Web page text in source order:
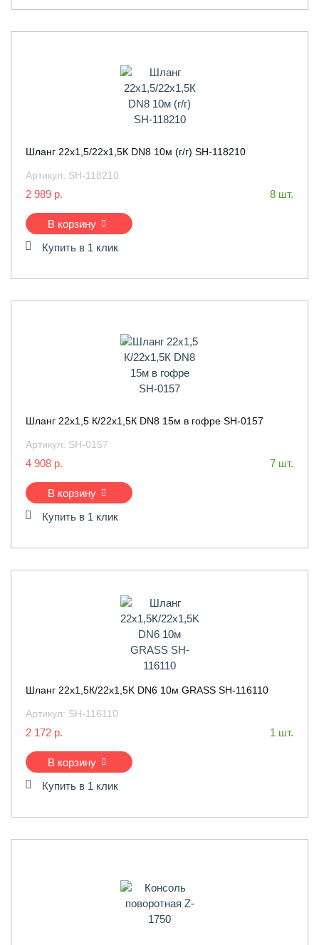
Шланг 22х1,5/22х1,5К DN8 10м (г/г) SH-118210
Артикул: SH-118210
2 989 р. 8 шт.
В корзину
Купить в 1 клик
Шланг 22х1,5 К/22х1,5К DN8 15м в гофре SH-0157
Артикул: SH-0157
4 908 р. 7 шт.
В корзину
Купить в 1 клик
Шланг 22х1,5К/22х1,5K DN6 10м GRASS SH-116110
Артикул: SH-116110
2 172 р. 1 шт.
В корзину
Купить в 1 клик